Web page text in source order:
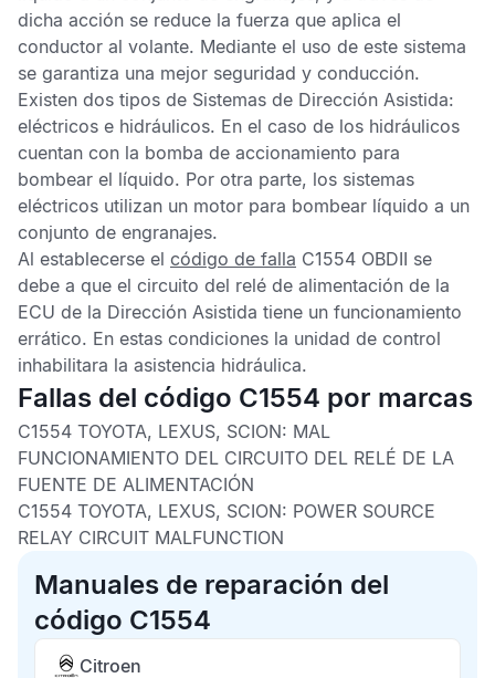
dicha acción se reduce la fuerza que aplica el
conductor al volante. Mediante el uso de este sistema
se garantiza una mejor seguridad y conducción.
Existen dos tipos de Sistemas de Dirección Asistida:
eléctricos e hidráulicos. En el caso de los hidráulicos
cuentan con la bomba de accionamiento para
bombear el líquido. Por otra parte, los sistemas
eléctricos utilizan un motor para bombear líquido a un
conjunto de engranajes.
Al establecerse el código de falla C1554 OBDII se
debe a que el circuito del relé de alimentación de la
ECU de la Dirección Asistida tiene un funcionamiento
errático. En estas condiciones la unidad de control
inhabilitara la asistencia hidráulica.
Fallas del código C1554 por marcas
C1554 TOYOTA, LEXUS, SCION: MAL
FUNCIONAMIENTO DEL CIRCUITO DEL RELÉ DE LA
FUENTE DE ALIMENTACIÓN
C1554 TOYOTA, LEXUS, SCION: POWER SOURCE
RELAY CIRCUIT MALFUNCTION
Manuales de reparación del
código C1554
Citroen